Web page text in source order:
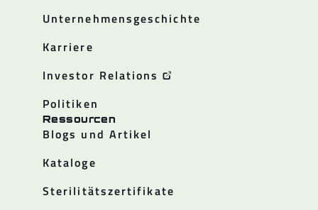
Unternehmensgeschichte
Karriere
Investor Relations
Politiken
Ressourcen
Blogs und Artikel
Kataloge
Sterilitätszertifikate